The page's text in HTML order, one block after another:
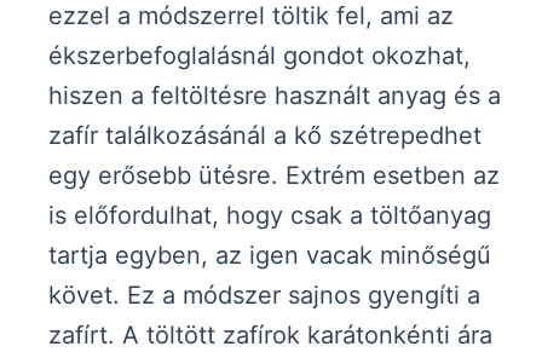
ezzel a módszerrel töltik fel, ami az
ékszerbefoglalásnál gondot okozhat,
hiszen a feltöltésre használt anyag és a
zafír találkozásánál a kő szétrepedhet
egy erősebb ütésre. Extrém esetben az
is előfordulhat, hogy csak a töltőanyag
tartja egyben, az igen vacak minőségű
követ. Ez a módszer sajnos gyengíti a
zafírt. A töltött zafírok karátonkénti ára